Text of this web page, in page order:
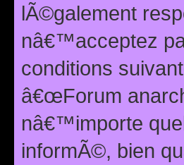
lÃ©galement
nâ€™acceptez
conditions
â€œForum
nâ€™importe
informÃ©, bien